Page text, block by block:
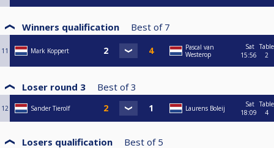
Winners qualification Best of 7
11 Mark Koppert
Pascal van
Westerop
Sat
15:56
Table
2
Loser round 3 Best of 3
12 Sander Tierolf Laurens Boleij
Sat
18:09
Table
4
Losers qualification Best of 5